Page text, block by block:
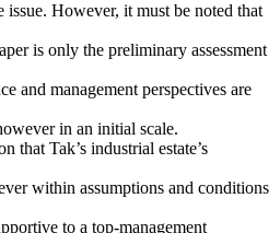
issue. However, it must be noted that
is only the preliminary assessment
and management perspectives are
in an initial scale.
that Tak’s industrial estate’s
within assumptions and conditions
to a top-management